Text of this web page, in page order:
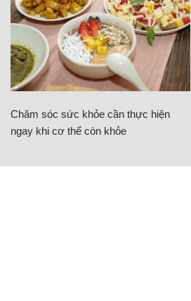
Chăm sóc sức khỏe cần thực hiện
ngay khi cơ thể còn khỏe